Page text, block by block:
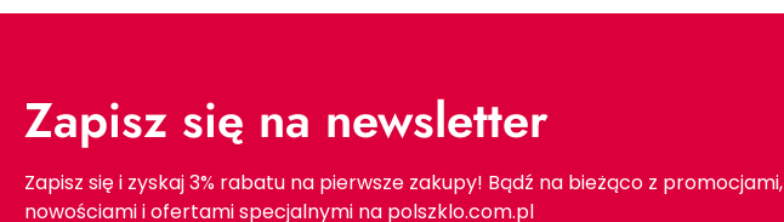
Zapisz się na newsletter
Zapisz się i zyskaj 3% rabatu na pierwsze zakupy! Bądź na bieżąco z promocjami,
nowościami i ofertami specjalnymi na polszklo.com.pl